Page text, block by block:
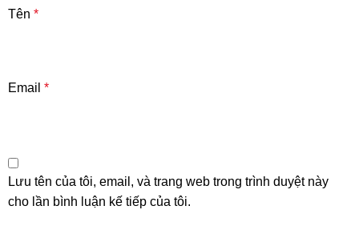
Tên*
Email*
Lưu tên của tôi, email, và trang web trong trình duyệt này
cho lần bình luận kế tiếp của tôi.